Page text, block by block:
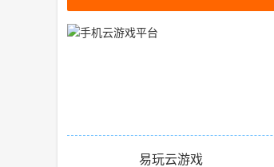
易玩云游戏